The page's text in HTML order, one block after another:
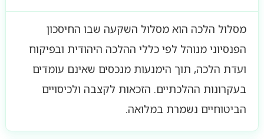
מסלול הלכה הוא מסלול השקעה שבו החיסכון
הפנסיוני מנוהל לפי כללי ההלכה היהודית ובפיקוח
ועדת הלכה, תוך הימנעות מנכסים שאינם עומדים
בעקרונות ההלכתיים. הזכאות לקצבה ולכיסויים
הביטוחיים נשמרת במלואה.